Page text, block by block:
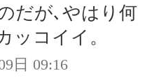
だが､やはり何
ッコイイ。
日 09:16